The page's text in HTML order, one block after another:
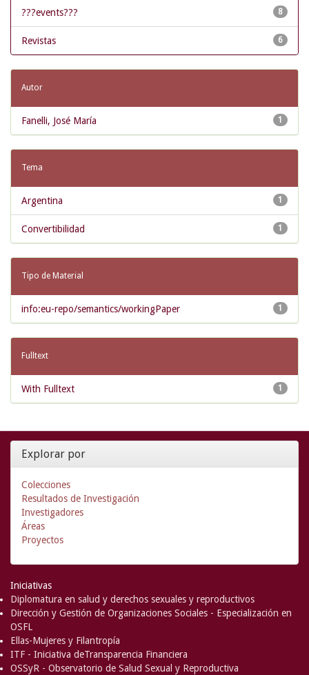
8
???events???
6
Revistas
Autor
1
Fanelli, José María
Tema
1
Argentina
1
Convertibilidad
Tipo de Material
1
info:eu-repo/semantics/workingPaper
Fulltext
1
With Fulltext
Explorar por
Colecciones
Resultados de Investigación
Investigadores
Áreas
Proyectos
Iniciativas
Diplomatura en salud y derechos sexuales y reproductivos
Dirección y Gestión de Organizaciones Sociales - Especialización en
OSFL
Ellas-Mujeres y Filantropía
ITF - Iniciativa deTransparencia Financiera
OSSyR - Observatorio de Salud Sexual y Reproductiva